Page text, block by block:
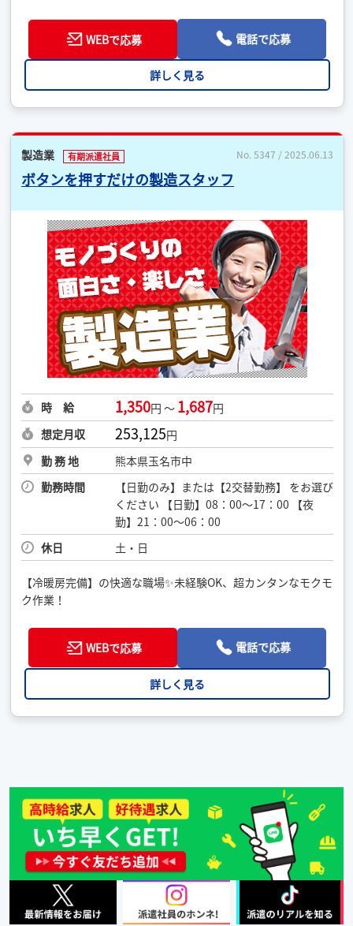
WEBで応募 電話で応募
詳しく見る
製造業 有期派遣社員 No. 5347 / 2025.06.13
ボタンを押すだけの製造スタッフ
時 給 1,350円 ～ 1,687円
想定月収
253,125円
勤 務 地
熊本県玉名市中
勤務時間
【日勤のみ】または【2交替勤務】 をお選び
ください 【日勤】08：00～17：00 【夜
勤】21：00～06：00
休日
土・日
【冷暖房完備】の快適な職場✨未経験OK、超カンタンなモクモ
ク作業！
WEBで応募 電話で応募
詳しく見る